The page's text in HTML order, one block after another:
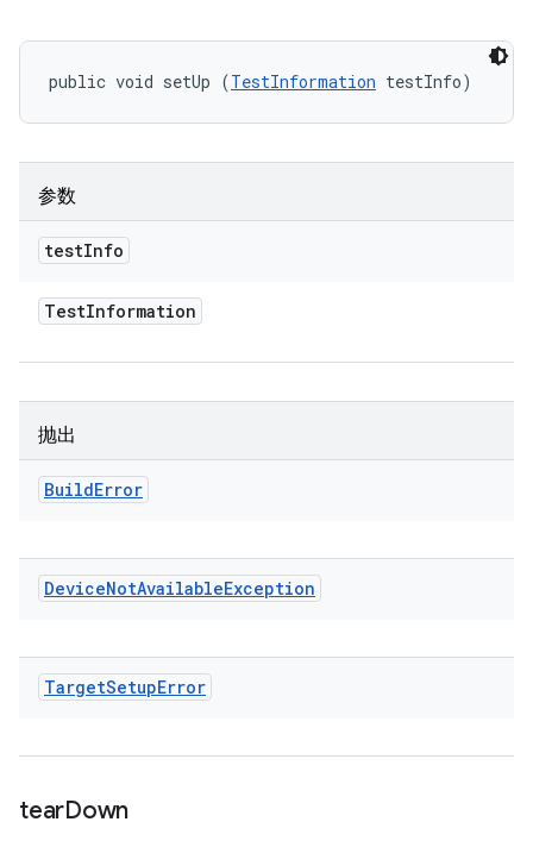
public void setUp (TestInformation testInfo)
参数
testInfo
TestInformation
抛出
BuildError
DeviceNotAvailableException
TargetSetupError
tearDown